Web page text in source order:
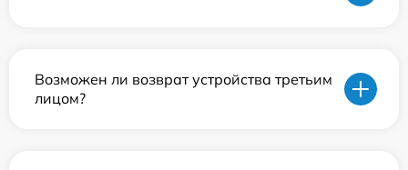
Возможен ли возврат устройства третьим
лицом?